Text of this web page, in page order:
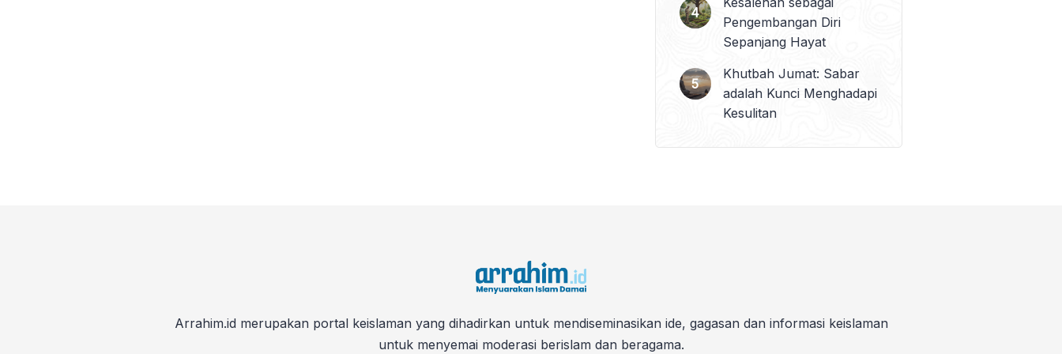
Pengembangan Diri
Sepanjang Hayat
Khutbah Jumat: Sabar
adalah Kunci Menghadapi
Kesulitan
Arrahim.id merupakan portal keislaman yang dihadirkan untuk mendiseminasikan ide, gagasan dan informasi keislaman
untuk menyemai moderasi berislam dan beragama.